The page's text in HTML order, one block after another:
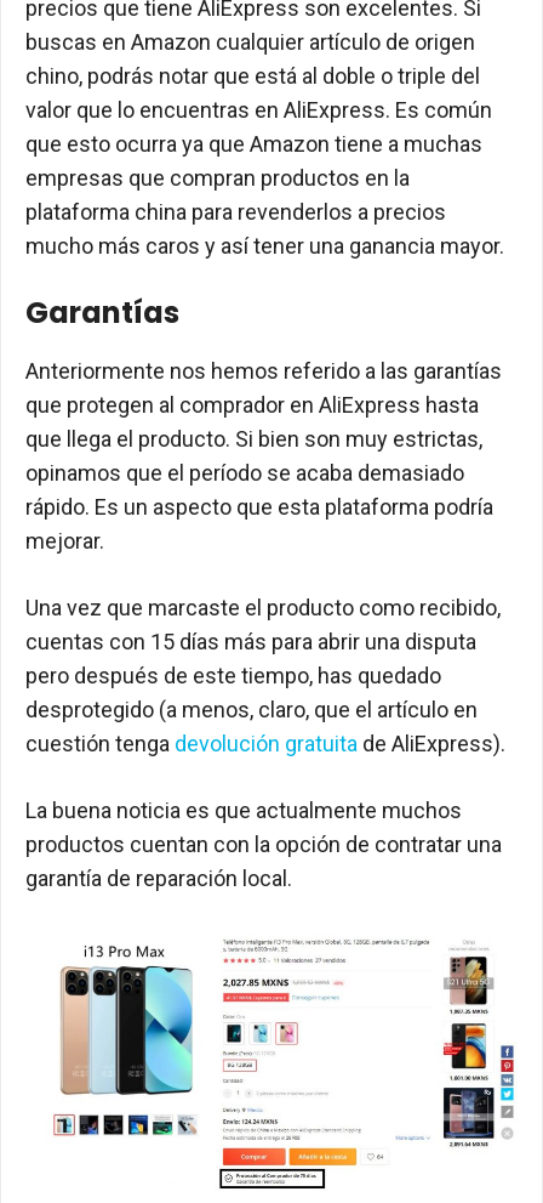
precios que tiene AliExpress son excelentes. Si
buscas en Amazon cualquier artículo de origen
chino, podrás notar que está al doble o triple del
valor que lo encuentras en AliExpress. Es común
que esto ocurra ya que Amazon tiene a muchas
empresas que compran productos en la
plataforma china para revenderlos a precios
mucho más caros y así tener una ganancia mayor.
Garantías
Anteriormente nos hemos referido a las garantías
que protegen al comprador en AliExpress hasta
que llega el producto. Si bien son muy estrictas,
opinamos que el período se acaba demasiado
rápido. Es un aspecto que esta plataforma podría
mejorar.
Una vez que marcaste el producto como recibido,
cuentas con 15 días más para abrir una disputa
pero después de este tiempo, has quedado
desprotegido (a menos, claro, que el artículo en
cuestión tenga devolución gratuita de AliExpress).
La buena noticia es que actualmente muchos
productos cuentan con la opción de contratar una
garantía de reparación local.